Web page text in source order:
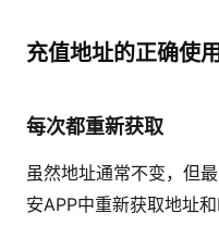
充值地址的正确使
每次都重新获取
虽然地址通常不变，但
安APP中重新获取地址